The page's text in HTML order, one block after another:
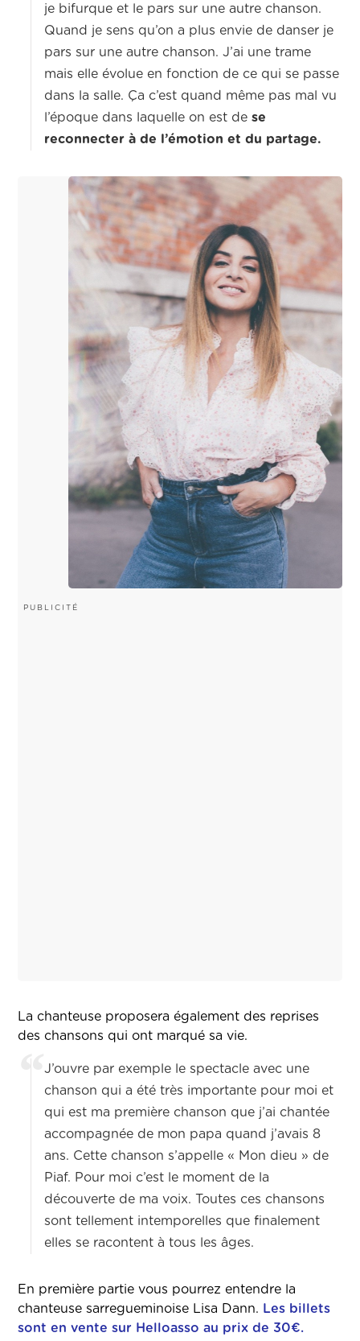
je bifurque et le pars sur une autre chanson.
Quand je sens qu’on a plus envie de danser je
pars sur une autre chanson. J’ai une trame
mais elle évolue en fonction de ce qui se passe
dans la salle. Ça c’est quand même pas mal vu
l’époque dans laquelle on est dese
reconnecter à de l’émotion et du partage.
La chanteuse proposera également des reprises
des chansons qui ont marqué sa vie.
J’ouvre par exemple le spectacle avec une
chanson qui a été très importante pour moi et
qui est ma première chanson que j’ai chantée
accompagnée de mon papa quand j’avais 8
ans. Cette chanson s’appelle « Mon dieu » de
Piaf. Pour moi c’est le moment de la
découverte de ma voix. Toutes ces chansons
sont tellement intemporelles que finalement
elles se racontent à tous les âges.
En première partie vous pourrez entendre la
chanteuse sarregueminoise Lisa Dann. Les billets
sont en vente sur Helloasso au prix de 30€.